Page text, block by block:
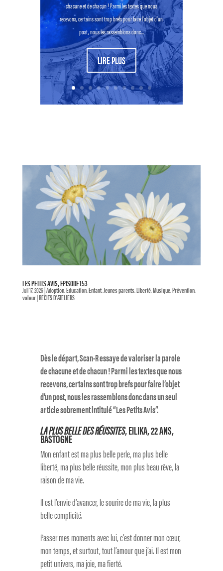
chacune et de chacun ! Parmi les textes que nous
recevons, certains sont trop brefs pour faire l’objet d’un
post, nous les rassemblons donc...
LIRE PLUS
LES PETITS AVIS, EPISODE 153
Juil 17, 2026|Adoption,Education,Enfant,Jeunes parents,Liberté,Musique,Prévention,
valeur|RÉCITS D'ATELIERS
Dès le départ, Scan-R essaye de valoriser la parole
de chacune et de chacun ! Parmi les textes que nous
recevons, certains sont trop brefs pour faire l’objet
d’un post, nous les rassemblons donc dans un seul
article sobrement intitulé “Les Petits Avis”.
LA PLUS BELLE DES RÉUSSITES, EILIKA, 22 ANS,
BASTOGNE
Mon enfant est ma plus belle perle, ma plus belle
liberté, ma plus belle réussite, mon plus beau rêve, la
raison de ma vie.
Il est l’envie d’avancer, le sourire de ma vie, la plus
belle complicité.
Passer mes moments avec lui, c’est donner mon cœur,
mon temps, et surtout, tout l’amour que j’ai. Il est mon
petit univers, ma joie, ma fierté.